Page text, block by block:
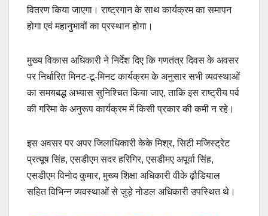
वितरण किया जाएगा। राष्ट्रगान के साथ कार्यक्रम का समापन
होगा एवं महानुभावों का प्रस्थान होगा।
मुख्य विकास अधिकारी ने निर्देश दिए कि गणतंत्र दिवस के अवसर
पर निर्धारित मिनट-टू-मिनट कार्यक्रम के अनुसार सभी व्यवस्थाओं
का समयबद्ध अभ्यास सुनिश्चित किया जाए, ताकि इस राष्ट्रीय पर्व
की गरिमा के अनुरूप कार्यक्रम में किसी प्रकार की कमी न रहे।
इस अवसर पर अपर जिलाधिकारी केके मिश्र, सिटी मजिस्ट्रेट
प्रत्यूष सिंह, एसडीएम सदर हरिगिर, एसडीमए अपूर्वा सिंह,
एसडीएम विनोद कुमार, मुख्य शिक्षा अधिकारी वीके ढ़ौडियाल
सहित विभिन्न व्यवस्थाओं से जुड़े नोडल अधिकारी उपस्थित थे।